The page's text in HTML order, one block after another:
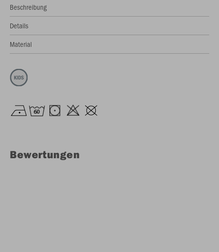
Beschreibung
Details
Material
Bewertungen